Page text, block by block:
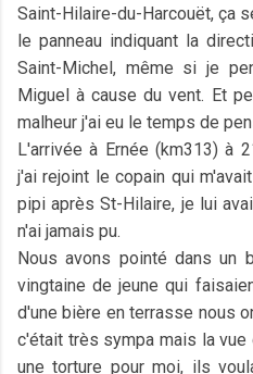
Saint-Hilaire-du-Harcouët, ça
le panneau indiquant la
Saint-Michel, même si je
Miguel à cause du vent. Et
malheur j'ai eu le temps de
L'arrivée à Ernée (km313) à
j'ai rejoint le copain qui
pipi après St-Hilaire, je lui
n'ai jamais pu.
Nous avons pointé dans un
vingtaine de jeune qui
d'une bière en terrasse nous
c'était très sympa mais la
une torture pour moi, ils